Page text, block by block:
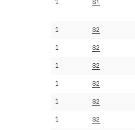
1
1 S2
1 S2
1 S2
1 S2
1 S2
1 S2